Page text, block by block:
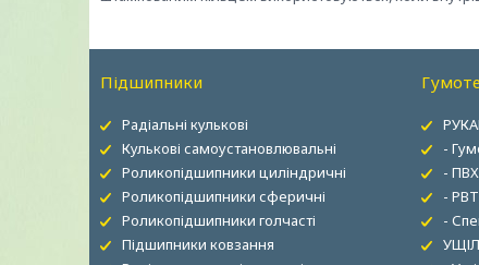
Підшипники
Радіальні кулькові
Кулькові самоустановлювальні
Роликопідшипники циліндричні
Роликопідшипники сферичні
Роликопідшипники голчасті
Підшипники ковзання
-
-
-
-